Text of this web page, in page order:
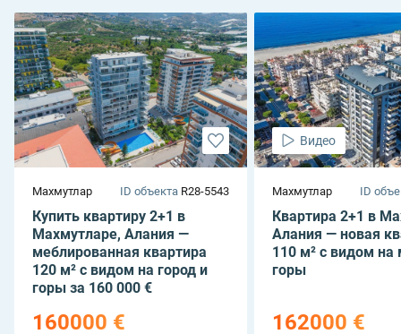
Махмутлар ID объекта R28-5543
Купить квартиру 2+1 в
Махмутларе, Алания —
меблированная квартира
120 м² с видом на город и
горы за 160 000 €
160000 €
Видео
Махмутлар ID
Квартира 2+1 в
Алания — новая
110 м² с видом на
горы
162000 €